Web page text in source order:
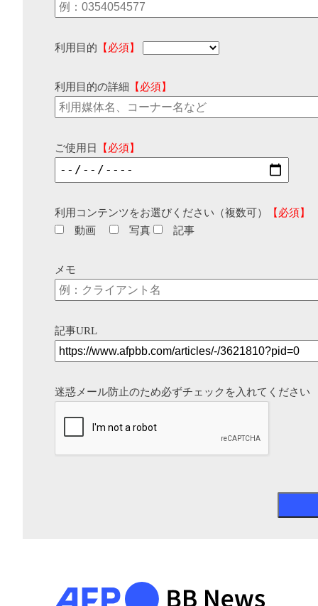
利用目的 【必須】
利用目的の詳細 【必須】
ご使用日 【必須】
利用コンテンツをお選びください（複数可）
【必須】
動画
写真 記事
メモ
記事URL
迷惑メール防止のため必ずチェックを入れてください